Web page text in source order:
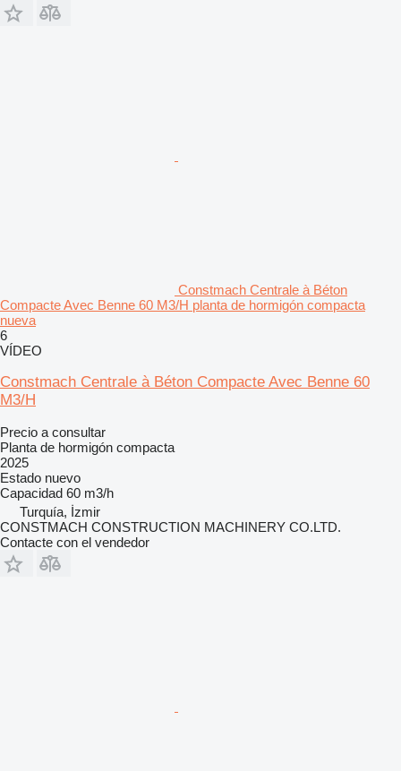
Constmach Centrale à Béton
Compacte Avec Benne 60 M3/H planta de hormigón compacta
nueva
6
VÍDEO
Constmach Centrale à Béton Compacte Avec Benne 60
M3/H
Precio a consultar
Planta de hormigón compacta
2025
Estado nuevo
Capacidad 60 m3/h
Turquía, İzmir
CONSTMACH CONSTRUCTION MACHINERY CO.LTD.
Contacte con el vendedor